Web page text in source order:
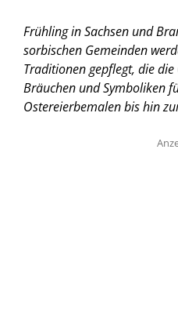
Frühling in Sachsen und
sorbischen Gemeinden
Traditionen gepflegt, die
Bräuchen und Symboliken
Ostereierbemalen bis hin